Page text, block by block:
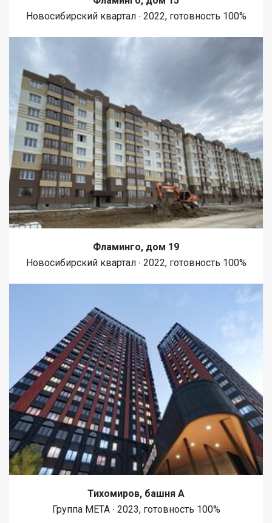
Новосибирский квартал ∙ 2022, готовность 100%
Фламинго, дом 19
Новосибирский квартал ∙ 2022, готовность 100%
Тихомиров, башня А
Группа МЕТА ∙ 2023, готовность 100%